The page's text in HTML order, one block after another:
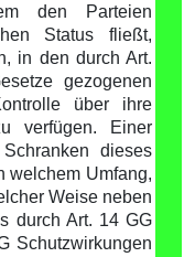
den Parteien
Status fließt,
in den durch Art.
gezogenen
über ihre
verfügen. Einer
dieses
welchem Umfang,
Weise neben
durch Art. 14 GG
Schutzwirkungen